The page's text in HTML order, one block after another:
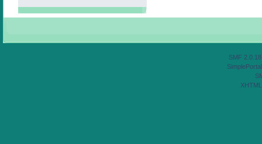
SMF 2.0.18
XHTML